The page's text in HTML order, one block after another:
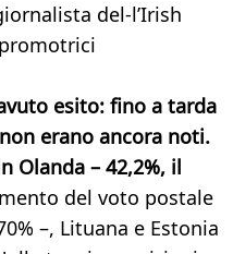
del-l’Irish
esito: fino a tarda
erano ancora noti.
Olanda – 42,2%, il
del voto postale
–, Lituana e Estonia